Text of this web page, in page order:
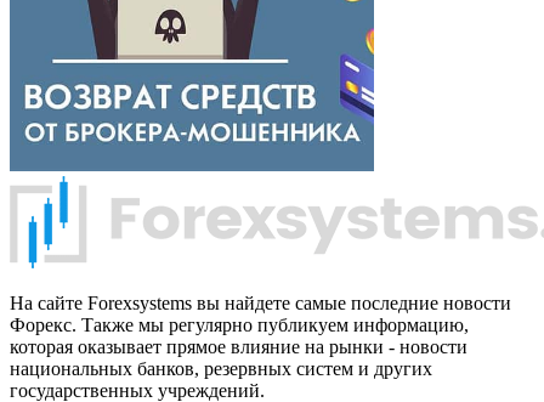
На сайте Forexsystems вы найдете самые последние новости
Форекс. Также мы регулярно публикуем информацию,
которая оказывает прямое влияние на рынки - новости
национальных банков, резервных систем и других
государственных учреждений.